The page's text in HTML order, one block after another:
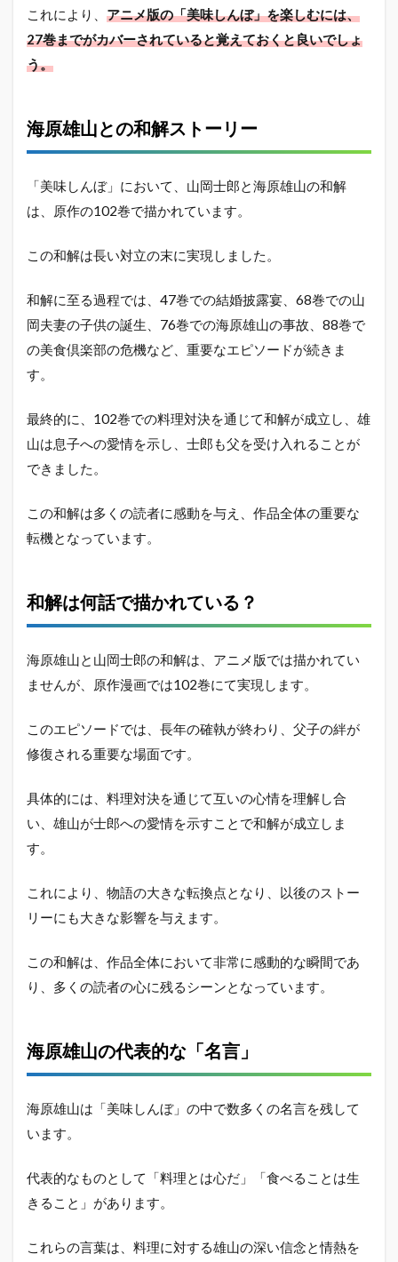
説
以
の
報
2.1
「雁屋
哲（か
つ）」
死亡説
2.2
しん
おか
しく
た？
2.3
山岡
史郎
ひど
いと
いう
美味
ぼは
で見
2.5
まと
は死
てい
どこ
今も
いる
これにより、 アニメ版の「美味しんぼ」を楽しむには、
27巻までがカバーされていると覚えておくと良いでしょ
う。
海原雄山との和解ストーリー
「美味しんぼ」において、山岡士郎と海原雄山の和解
は、原作の102巻で描かれています。
この和解は長い対立の末に実現しました。
和解に至る過程では、47巻での結婚披露宴、68巻での山
岡夫妻の子供の誕生、76巻での海原雄山の事故、88巻で
の美食倶楽部の危機など、重要なエピソードが続きま
す。
最終的に、102巻での料理対決を通じて和解が成立し、雄
山は息子への愛情を示し、士郎も父を受け入れることが
できました。
この和解は多くの読者に感動を与え、作品全体の重要な
転機となっています。
和解は何話で描かれている？
海原雄山と山岡士郎の和解は、アニメ版では描かれてい
ませんが、原作漫画では102巻にて実現します。
このエピソードでは、長年の確執が終わり、父子の絆が
修復される重要な場面です。
具体的には、料理対決を通じて互いの心情を理解し合
い、雄山が士郎への愛情を示すことで和解が成立しま
す。
これにより、物語の大きな転換点となり、以後のストー
リーにも大きな影響を与えます。
この和解は、作品全体において非常に感動的な瞬間であ
り、多くの読者の心に残るシーンとなっています。
海原雄山の代表的な「名言」
海原雄山は「美味しんぼ」の中で数多くの名言を残して
います。
代表的なものとして「料理とは心だ」「食べることは生
きること」があります。
これらの言葉は、料理に対する雄山の深い信念と情熱を